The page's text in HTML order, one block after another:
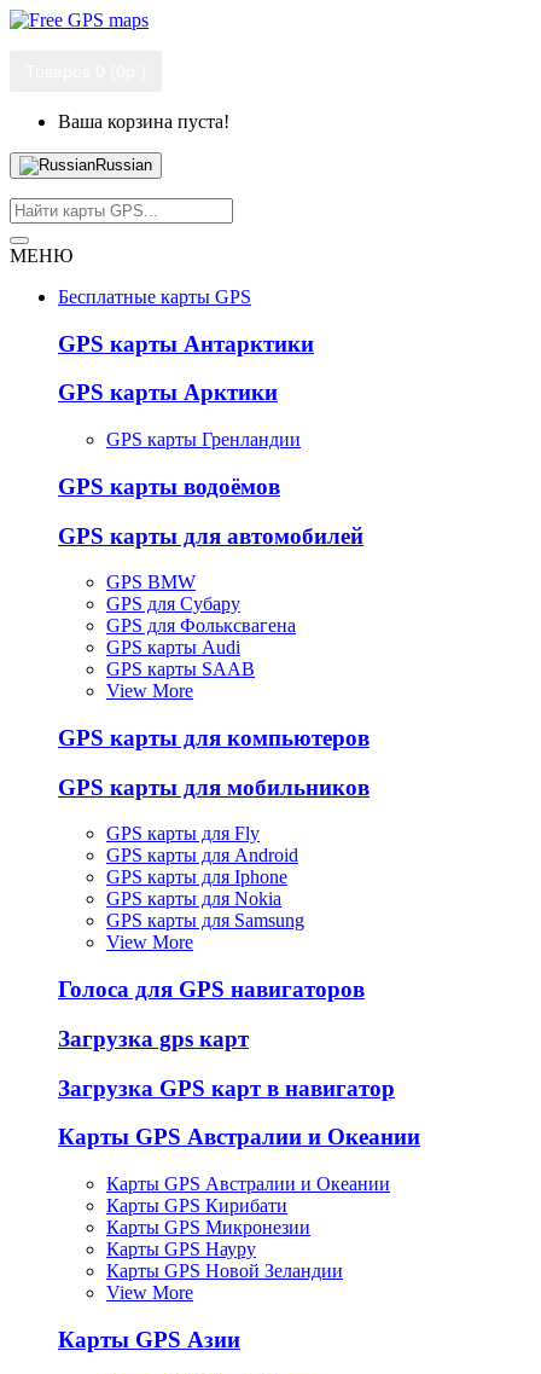
Ваша корзина пуста!
Russian
МЕНЮ
Бесплатные карты GPS
GPS карты Антарктики
GPS карты Арктики
GPS карты Гренландии
GPS карты водоёмов
GPS карты для автомобилей
GPS BMW
GPS для Субару
GPS для Фольксвагена
GPS карты Audi
GPS карты SAAB
View More
GPS карты для компьютеров
GPS карты для мобильников
GPS карты для Fly
GPS карты для Android
GPS карты для Iphone
GPS карты для Nokia
GPS карты для Samsung
View More
Голоса для GPS навигаторов
Загрузка gps карт
Загрузка GPS карт в навигатор
Карты GPS Австралии и Океании
Карты GPS Австралии и Океании
Карты GPS Кирибати
Карты GPS Микронезии
Карты GPS Науру
Карты GPS Новой Зеландии
View More
Карты GPS Азии